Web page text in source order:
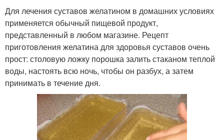
Для лечения суставов желатином в домашних условиях
применяется обычный пищевой продукт,
представленный в любом магазине. Рецепт
приготовления желатина для здоровья суставов очень
прост: столовую ложку порошка залить стаканом теплой
воды, настоять всю ночь, чтобы он разбух, а затем
принимать в течение дня.